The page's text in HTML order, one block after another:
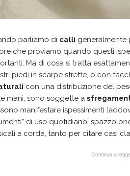
parliamo di calli generalmente
che proviamo quando questi
Ma di cosa si tratta
piedi in scarpe strette, o con
con una distribuzione del
mani, sono soggette a
manifestare ispessimenti
di uso quotidiano:
a corda, tanto per citare casi
Continua a